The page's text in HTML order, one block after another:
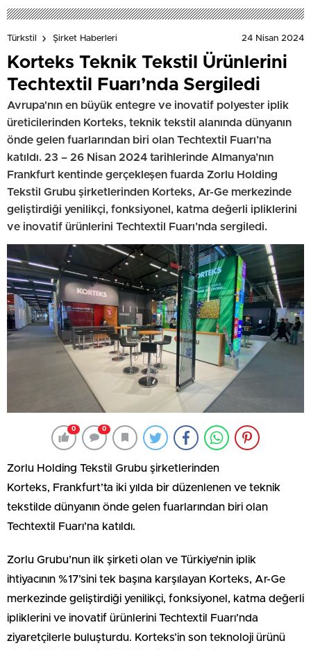
Türkstil Şirket Haberleri 24 Nisan 2024
Korteks Teknik Tekstil Ürünlerini
Techtextil Fuarı’nda Sergiledi
Avrupa'nın en büyük entegre ve inovatif polyester iplik
üreticilerinden Korteks, teknik tekstil alanında dünyanın
önde gelen fuarlarından biri olan Techtextil Fuarı’na
katıldı. 23 – 26 Nisan 2024 tarihlerinde Almanya’nın
Frankfurt kentinde gerçekleşen fuarda Zorlu Holding
Tekstil Grubu şirketlerinden Korteks, Ar-Ge merkezinde
geliştirdiği yenilikçi, fonksiyonel, katma değerli ipliklerini
ve inovatif ürünlerini Techtextil Fuarı’nda sergiledi.
0 0
Zorlu Holding Tekstil Grubu şirketlerinden
Korteks, Frankfurt’ta iki yılda bir düzenlenen ve teknik
tekstilde dünyanın önde gelen fuarlarından biri olan
Techtextil Fuarı’na katıldı.
Zorlu Grubu’nun ilk şirketi olan ve Türkiye’nin iplik
ihtiyacının %17’sini tek başına karşılayan Korteks, Ar-Ge
merkezinde geliştirdiği yenilikçi, fonksiyonel, katma değerli
ipliklerini ve inovatif ürünlerini Techtextil Fuarı’nda
ziyaretçilerle buluşturdu. Korteks’in son teknoloji ürünü